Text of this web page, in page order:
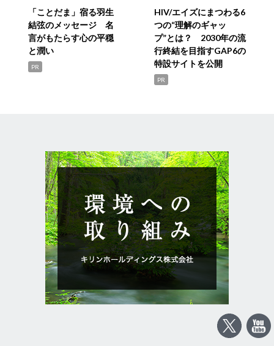
「ことだま」宿る羽生
結弦のメッセージ 名
言がもたらす心の平穏
と潤い
PR
HIV/エイズにまつわる6
つの“理解のギャッ
プ”とは？ 2030年の流
行終結を目指すGAP6の
特設サイトを公開
PR